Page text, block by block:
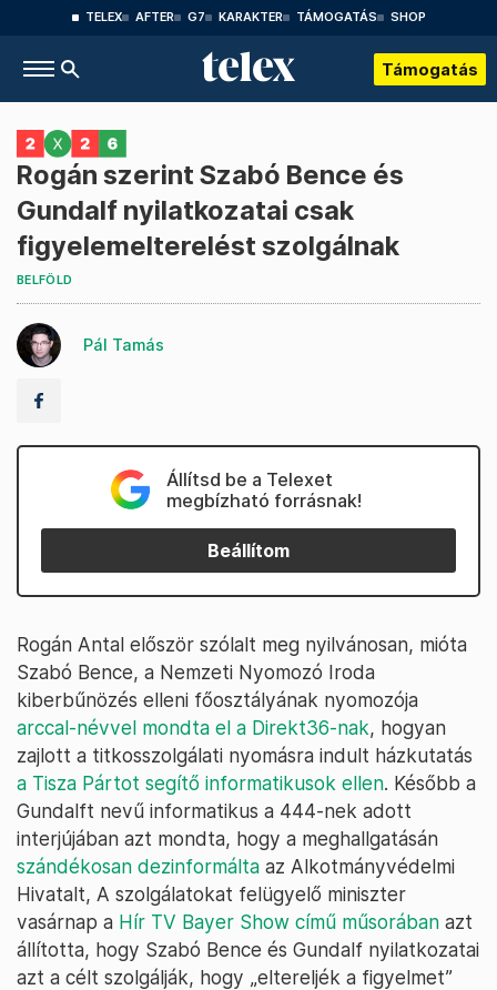
TELEX AFTER G7 KARAKTER TÁMOGATÁS SHOP
Támogatás
Rogán szerint Szabó Bence és
Gundalf nyilatkozatai csak
figyelemelterelést szolgálnak
BELFÖLD
Pál Tamás
Állítsd be a Telexet
megbízható forrásnak!
Beállítom
Rogán Antal először szólalt meg nyilvánosan, mióta
Szabó Bence, a Nemzeti Nyomozó Iroda
kiberbűnözés elleni főosztályának nyomozója
arccal-névvel mondta el a Direkt36-nak, hogyan
zajlott a titkosszolgálati nyomásra indult házkutatás
a Tisza Pártot segítő informatikusok ellen. Később a
Gundalft nevű informatikus a 444-nek adott
interjújában azt mondta, hogy a meghallgatásán
szándékosan dezinformálta az Alkotmányvédelmi
Hivatalt, A szolgálatokat felügyelő miniszter
vasárnap a Hír TV Bayer Show című műsorában azt
állította, hogy Szabó Bence és Gundalf nyilatkozatai
azt a célt szolgálják, hogy „eltereljék a figyelmet”